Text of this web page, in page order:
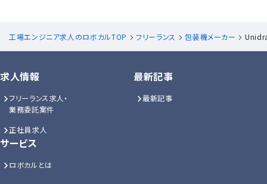
工場エンジニア求人のロボカルTOP フリーランス 包装機メーカー
求人情報
フリーランス求人・
業務委託案件
正社員求人
最新記事
最新記事
サービス
ロボカルとは